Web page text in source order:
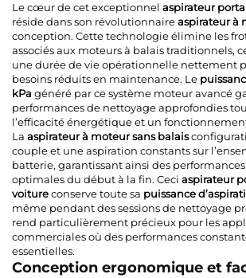
Le cœur de cet exceptionnel aspirateur
réside dans son révolutionnaireaspirateur à
conception. Cette technologie élimine les
associés aux moteurs à balais traditionnels,
une durée de vie opérationnelle nettement
besoins réduits en maintenance. Le
kPa généré par ce système moteur avancé
performances de nettoyage approfondies
l’efficacité énergétique et un
La aspirateur à moteur sans balais
couple et une aspiration constants sur
batterie, garantissant ainsi des
optimales du début à la fin. Ceci aspirateur
voitureconserve toute sa puissance
même pendant des sessions de nettoyage
rend particulièrement précieux pour les
commerciales où des performances
essentielles.
Conception ergonomique et